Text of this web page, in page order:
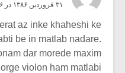
۳۱ فروردین ۱۳۸۶ در ۳:۱۶ ب٫ظ
az inke khaheshi ke
be in matlab nadare.
dar morede maxim
violon ham matlabi